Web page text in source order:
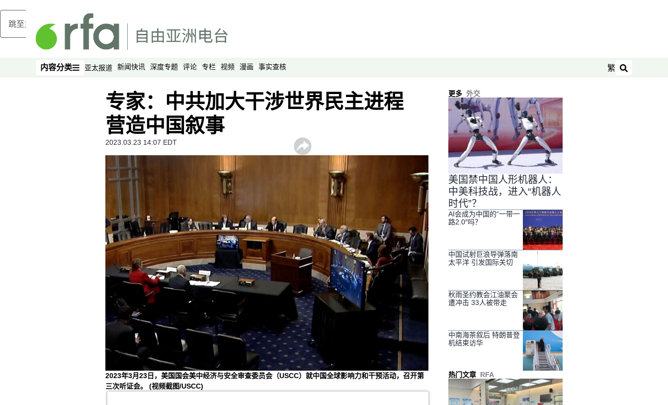
跳至主内容
内容分类
内容分类 亚太报道 新闻快讯 深度专题 评论 专栏 视频 漫画 事实查核 繁
搜索
专家：中共加大干涉世界民主进程
营造中国叙事
2023.03.23 14:07 EDT
2023年3月23日，美国国会美中经济与安全审查委员会（USCC）就中国全球影响力和干预活动，召开第
三次听证会。 (视频截图/USCC)
更多 外交
美国禁中国人形机器人：
中美科技战，进入“机器人
时代”？
AI会成为中国的“一带一
路2.0″吗？
中国试射巨浪导弹落南
太平洋 引发国际关切
秋雨圣约教会江油聚会
遭冲击 33人被带走
中南海茶叙后 特朗普登
机结束访华
热门文章 RFA